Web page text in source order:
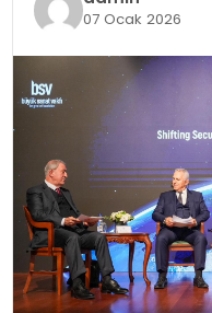
YAŞAM
07 Ocak 2026